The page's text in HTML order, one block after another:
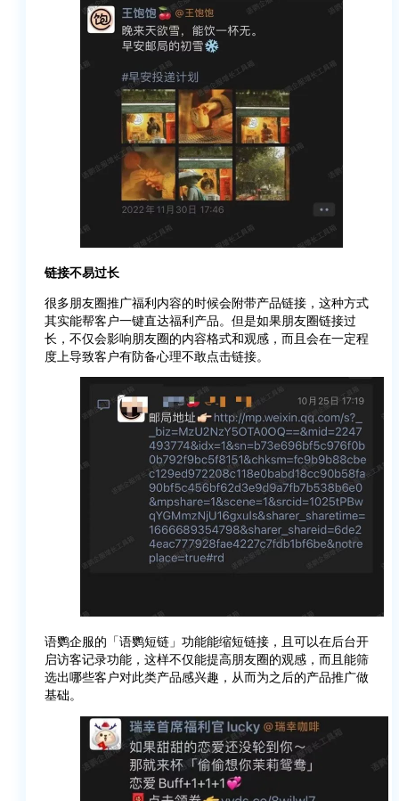
链接不易过长
很多朋友圈推广福利内容的时候会附带产品链接，这种方式
其实能帮客户一键直达福利产品。但是如果朋友圈链接过
长，不仅会影响朋友圈的内容格式和观感，而且会在一定程
度上导致客户有防备心理不敢点击链接。
语鹦企服的「语鹦短链」功能能缩短链接，且可以在后台开
启访客记录功能，这样不仅能提高朋友圈的观感，而且能筛
选出哪些客户对此类产品感兴趣，从而为之后的产品推广做
基础。